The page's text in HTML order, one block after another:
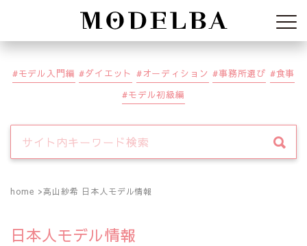
Modelba
モデル入門編 ダイエット オーディション 事務所選び
食事
モデル初級編
home 高山紗希 日本人モデル情報
日本人モデル情報